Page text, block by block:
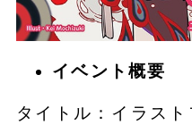
イベント概要
タイトル：イラス